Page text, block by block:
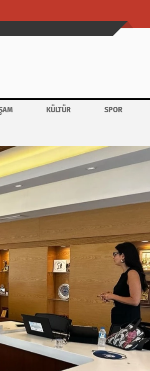
KÜLTÜR SPOR